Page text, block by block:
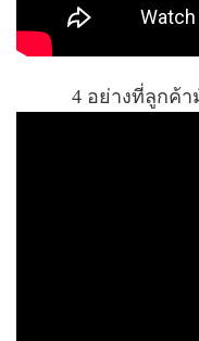
4 อย่างที่ลูกค้า